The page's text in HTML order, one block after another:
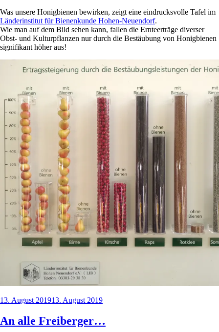
Was unsere Honigbienen bewirken, zeigt eine eindrucksvolle Tafel im
Länderinstitut für Bienenkunde Hohen-Neuendorf.
Wie man auf dem Bild sehen kann, fallen die Ernteerträge diverser
Obst- und Kulturpflanzen nur durch die Bestäubung von Honigbienen
signifikant höher aus!
Veröffentlicht
13. August 201913. August 2019
An alle Freiberger…